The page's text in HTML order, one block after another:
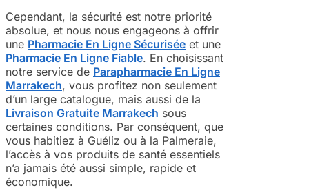
Cependant, la sécurité est notre priorité
absolue, et nous nous engageons à offrir
une Pharmacie En Ligne Sécurisée et une
Pharmacie En Ligne Fiable. En choisissant
notre service de Parapharmacie En Ligne
Marrakech, vous profitez non seulement
d’un large catalogue, mais aussi de la
Livraison Gratuite Marrakech sous
certaines conditions. Par conséquent, que
vous habitiez à Guéliz ou à la Palmeraie,
l’accès à vos produits de santé essentiels
n’a jamais été aussi simple, rapide et
économique.